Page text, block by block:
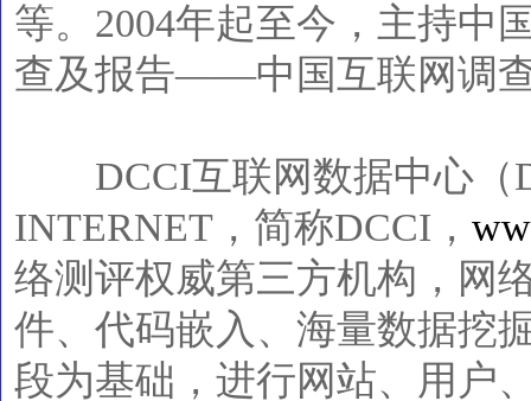
等。2004年起至今，主持中
查及报告——中国互联网调
DCCI互联网数据中心（
INTERNET，简称DCCI，
络测评权威第三方机构，网
件、代码嵌入、海量数据挖
段为基础，进行网站、用户